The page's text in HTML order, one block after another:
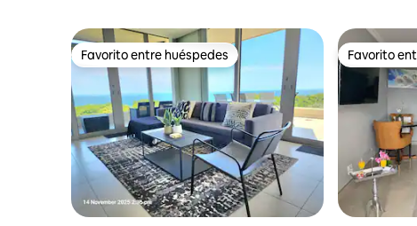
Favorito entre huéspedes
Favorito entre huéspedes Favorito
Favorito